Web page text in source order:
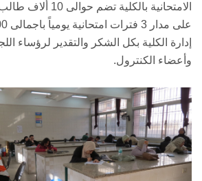
إدارة الكلية بكل الشكر والتقدير لرؤساء
وأعضاء الكنترول.